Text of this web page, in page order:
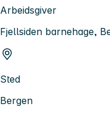
Arbeidsgiver
Fjellsiden barnehage,
Sted
Bergen